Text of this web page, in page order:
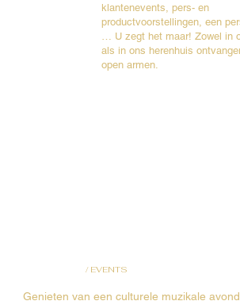
/EVENTS
Genieten van een culturele muzikale
klantenevents, pers- en
productvoorstellingen, een
… U zegt het maar! Zowel in
als in ons herenhuis
open armen.